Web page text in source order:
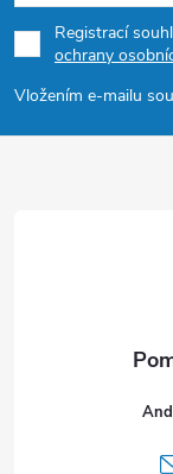
p
a
t
Registrací
ochrany
Vložením e-mailu